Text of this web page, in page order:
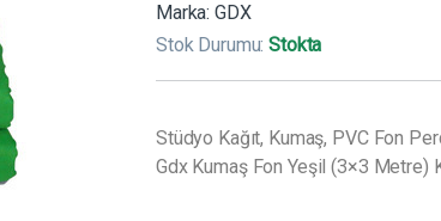
Marka: GDX
Stok Durumu:Stokta
Stüdyo Kağıt, Kumaş, PVC Fon
Gdx Kumaş Fon Yeşil (3×3 Metre)